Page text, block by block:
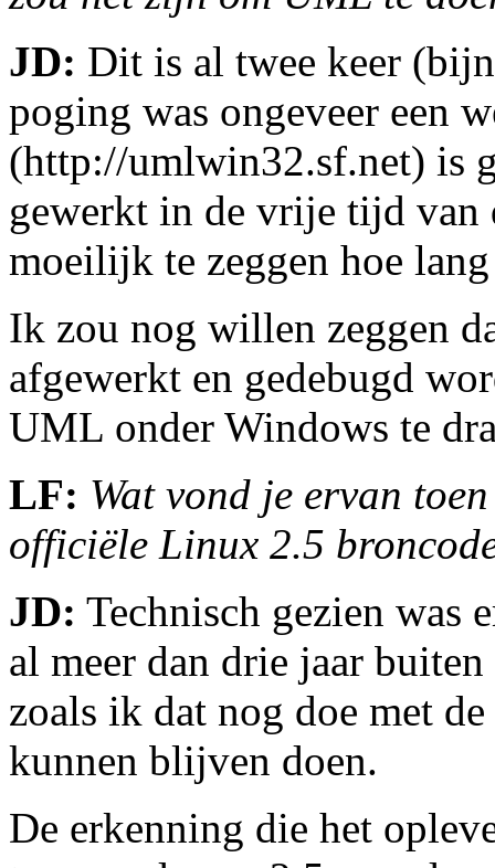
JD: Dit is al twee keer
poging was ongeveer een
(http://umlwin32.sf.net) is
gewerkt in de vrije tijd van
moeilijk te zeggen hoe
Ik zou nog willen zeggen
afgewerkt en gedebugd
UML onder Windows te
LF: Wat vond je ervan
officiële Linux 2.5
JD: Technisch gezien was
al meer dan drie jaar
zoals ik dat nog doe met
kunnen blijven doen.
De erkenning die het